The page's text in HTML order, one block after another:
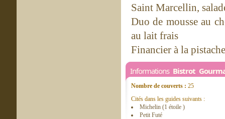
Saint Marcellin,
Duo de mousse au
au lait frais
Financier à la
Informations Bistrot
Nombre de couverts : 25
Cités dans les guides suivants :
Michelin (1 étoile )
Petit Futé